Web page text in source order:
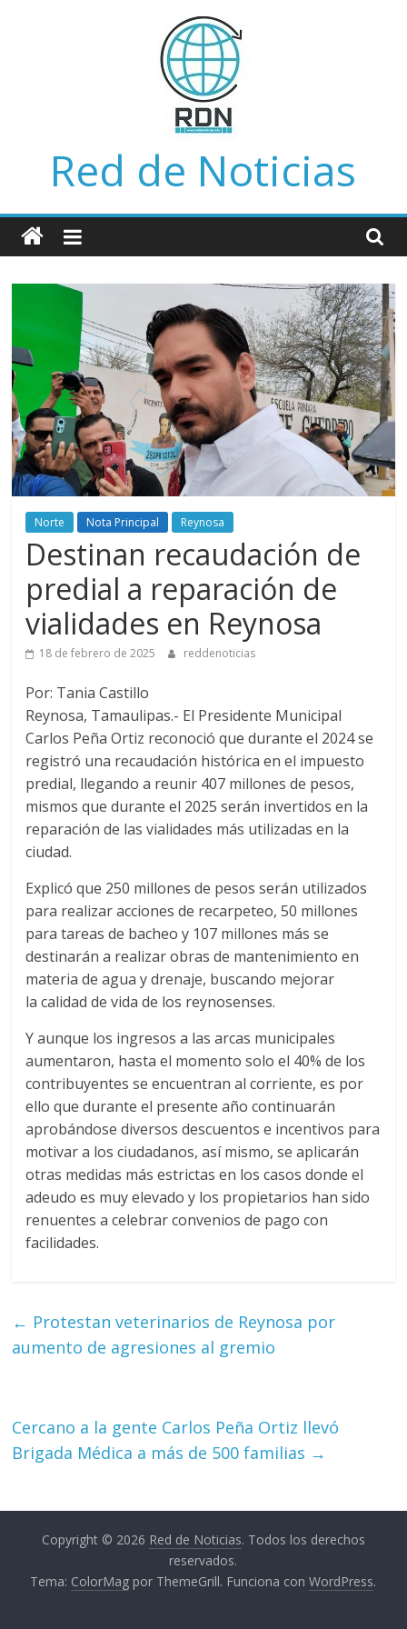
Red de Noticias
Norte Nota Principal Reynosa
Destinan recaudación de
predial a reparación de
vialidades en Reynosa
18 de febrero de 2025 reddenoticias
Por: Tania Castillo
Reynosa, Tamaulipas.- El Presidente Municipal
Carlos Peña Ortiz reconoció que durante el 2024 se
registró una recaudación histórica en el impuesto
predial, llegando a reunir 407 millones de pesos,
mismos que durante el 2025 serán invertidos en la
reparación de las vialidades más utilizadas en la
ciudad.
Explicó que 250 millones de pesos serán utilizados
para realizar acciones de recarpeteo, 50 millones
para tareas de bacheo y 107 millones más se
destinarán a realizar obras de mantenimiento en
materia de agua y drenaje, buscando mejorar
la calidad de vida de los reynosenses.
Y aunque los ingresos a las arcas municipales
aumentaron, hasta el momento solo el 40% de los
contribuyentes se encuentran al corriente, es por
ello que durante el presente año continuarán
aprobándose diversos descuentos e incentivos para
motivar a los ciudadanos, así mismo, se aplicarán
otras medidas más estrictas en los casos donde el
adeudo es muy elevado y los propietarios han sido
renuentes a celebrar convenios de pago con
facilidades.
← Protestan veterinarios de Reynosa por
aumento de agresiones al gremio
Cercano a la gente Carlos Peña Ortiz llevó
Brigada Médica a más de 500 familias →
Copyright © 2026 Red de Noticias. Todos los derechos
reservados.
Tema: ColorMag por ThemeGrill. Funciona conWordPress.